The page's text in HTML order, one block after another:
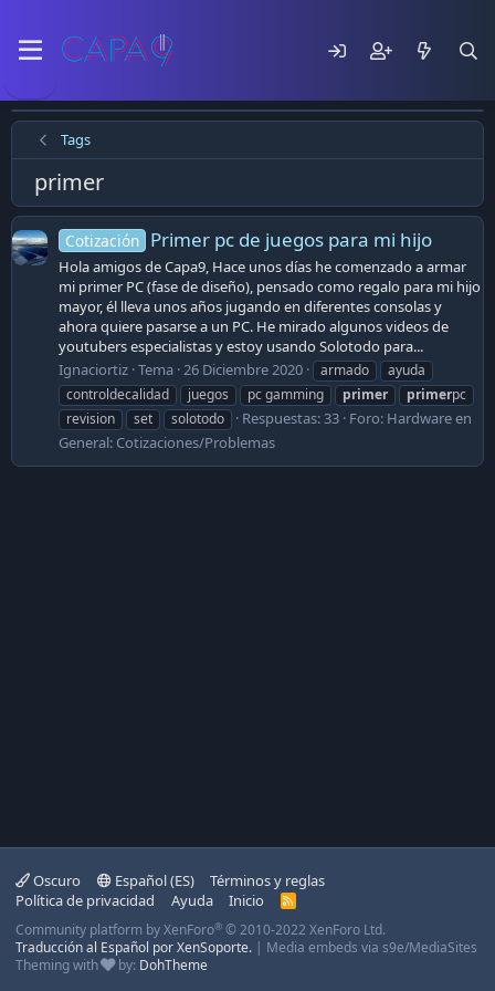
Tags
primer
Cotización Primer pc de juegos para mi hijo
Hola amigos de Capa9, Hace unos días he comenzado a armar
mi primer PC (fase de diseño), pensado como regalo para mi hijo
mayor, él lleva unos años jugando en diferentes consolas y
ahora quiere pasarse a un PC. He mirado algunos videos de
youtubers especialistas y estoy usando Solotodo para...
Ignaciortiz Tema 26 Diciembre 2020 armado
ayuda
controldecalidad
juegos pc gamming primer primerpc
revision
set solotodo Respuestas: 33 Foro: Hardware en
General: Cotizaciones/Problemas
Oscuro Español (ES)
Términos y reglas
Política de privacidad
Ayuda Inicio
R
S
Community platform by XenForo® © 2010-2022 XenForo Ltd.
Traducción al Español por XenSoporte. | Media embeds via s9e/MediaSites
Theming with
by: DohTheme